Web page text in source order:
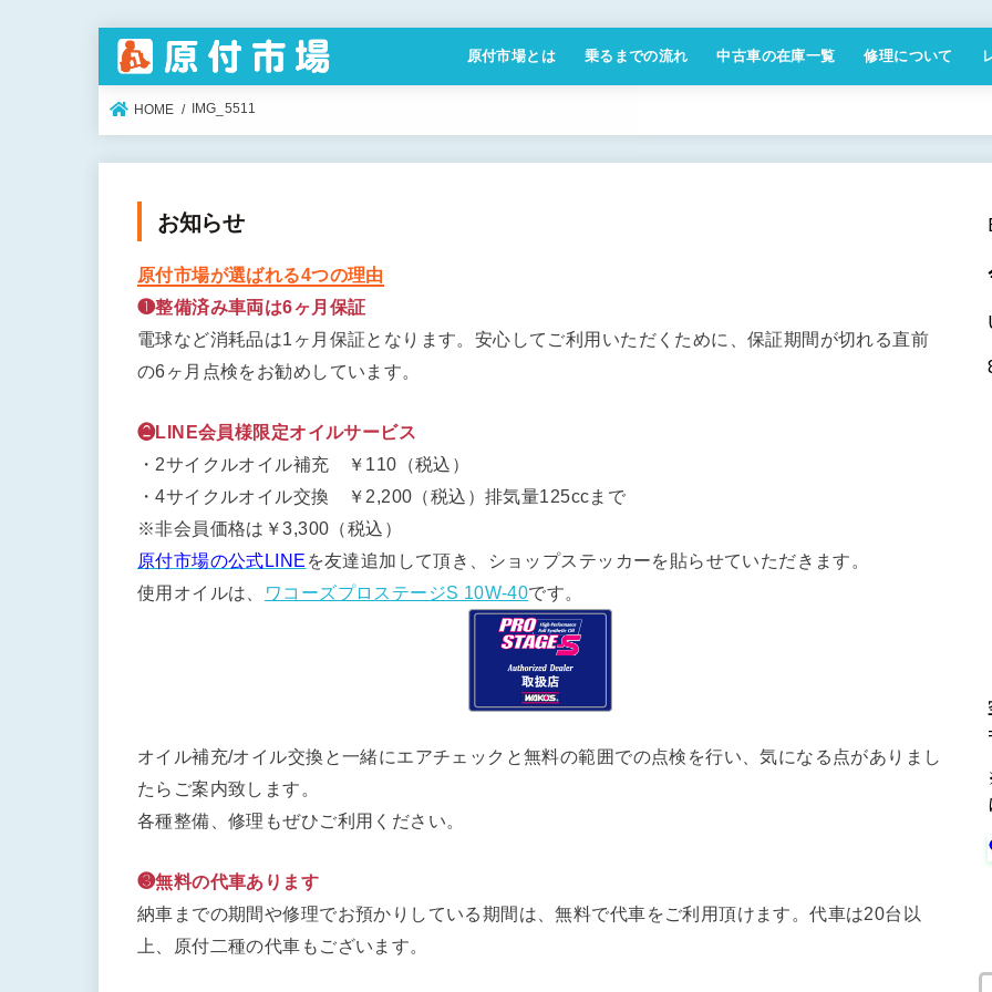
原付市場とは 乗るまでの流れ 中古車の在庫一覧 修理について
HOME IMG_5511
お知らせ
原付市場が選ばれる4つの理由
❶整備済み車両は6ヶ月保証
電球など消耗品は1ヶ月保証となります。安心してご利用いただくために、保証期間が切れる直前
の6ヶ月点検をお勧めしています。
❷LINE会員様限定オイルサービス
・2サイクルオイル補充 ￥110（税込）
・4サイクルオイル交換 ￥2,200（税込）排気量125ccまで
※非会員価格は￥3,300（税込）
原付市場の公式LINE を友達追加して頂き、ショップステッカーを貼らせていただきます。
使用オイルは、
ワコーズプロステージS 10W-40です。
オイル補充/オイル交換と一緒にエアチェックと無料の範囲での点検を行い、気になる点がありまし
たらご案内致します。
各種整備、修理もぜひご利用ください。
❸無料の代車あります
納車までの期間や修理でお預かりしている期間は、無料で代車をご利用頂けます。代車は20台以
上、原付二種の代車もございます。